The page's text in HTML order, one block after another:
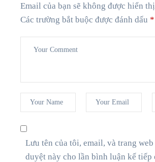
Email của bạn sẽ không được hiển
Các trường bắt buộc được đánh dấu *
Lưu tên của tôi, email, và trang
duyệt này cho lần bình luận kế tiếp